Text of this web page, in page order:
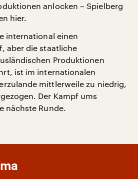
anlocken – Spielberg
hier.
international einen
aber die staatliche
Produktionen
ist im internationalen
mittlerweile zu niedrig,
Der Kampf ums
nächste Runde.